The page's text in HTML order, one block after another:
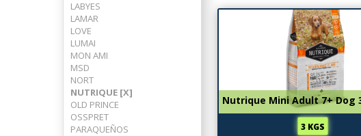
LABYES
LAMAR
LOVE
LUMAI
MON AMI
MSD
NORT
NUTRIQUE [X]
OLD PRINCE
OSSPRET
PARAQUEÑOS
Nutrique Mini Adult 7+ Dog
3 KGS